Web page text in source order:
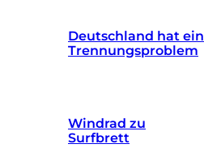
Deutschland hat ein
Trennungsproblem
Windrad zu
Surfbrett